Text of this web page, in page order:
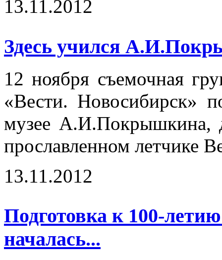
13.11.2012
Здесь учился
12 ноября съемочная
«Вести. Новосибирск»
музее А.И.Покрышкина,
прославленном летчике
13.11.2012
Подготовка к 100-
началась...